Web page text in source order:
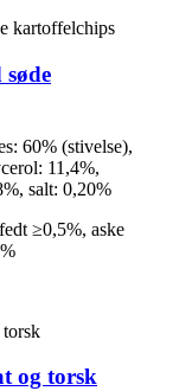
60% (stivelse),
11,4%,
salt: 0,20%
≥0,5%, aske
og torsk